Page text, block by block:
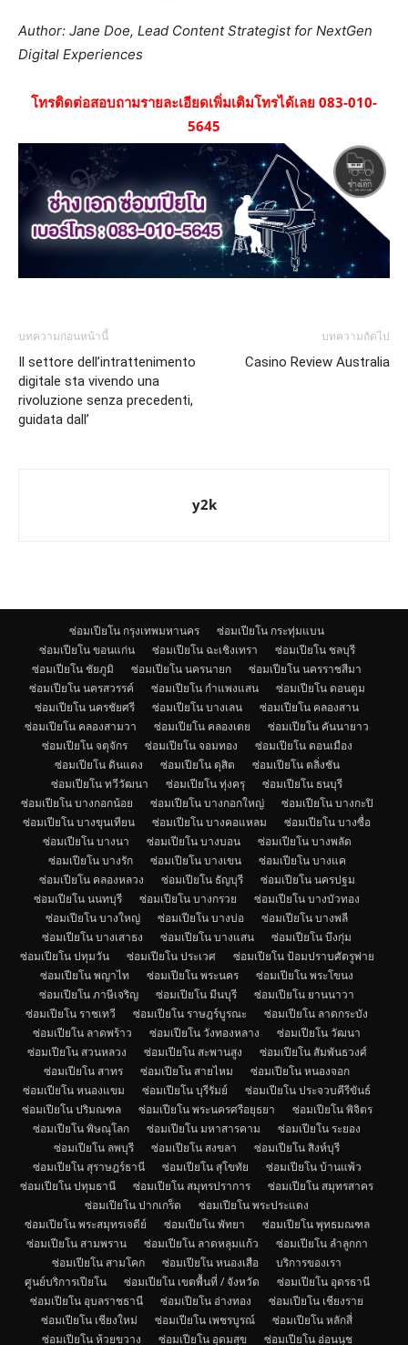
Author: Jane Doe, Lead Content Strategist for NextGen
Digital Experiences
โทรติดต่อสอบถามรายละเอียดเพิ่มเติมโทรได้เลย 083-010-
5645
บทความก่อนหน้านี้
Il settore dell’intrattenimento
digitale sta vivendo una
rivoluzione senza precedenti,
guidata dall’
บทความถัดไป
Casino Review Australia
y2k
ซ่อมเปียโน กรุงเทพมหานคร
ซ่อมเปียโน กระทุ่มแบน
ซ่อมเปียโน ขอนแก่น
ซ่อมเปียโน ฉะเชิงเทรา
ซ่อมเปียโน ชลบุรี
ซ่อมเปียโน ชัยภูมิ
ซ่อมเปียโน นครนายก
ซ่อมเปียโน นครราชสีมา
ซ่อมเปียโน นครสวรรค์
ซ่อมเปียโน กำแพงแสน
ซ่อมเปียโน ดอนตูม
ซ่อมเปียโน นครชัยศรี
ซ่อมเปียโน บางเลน
ซ่อมเปียโน คลองสาน
ซ่อมเปียโน คลองสามวา
ซ่อมเปียโน คลองเตย
ซ่อมเปียโน คันนายาว
ซ่อมเปียโน จตุจักร
ซ่อมเปียโน จอมทอง
ซ่อมเปียโน ดอนเมือง
ซ่อมเปียโน ดินแดง
ซ่อมเปียโน ดุสิต
ซ่อมเปียโน ตลิ่งชัน
ซ่อมเปียโน ทวีวัฒนา
ซ่อมเปียโน ทุ่งครุ
ซ่อมเปียโน ธนบุรี
ซ่อมเปียโน บางกอกน้อย
ซ่อมเปียโน บางกอกใหญ่
ซ่อมเปียโน บางกะปิ
ซ่อมเปียโน บางขุนเทียน
ซ่อมเปียโน บางคอแหลม
ซ่อมเปียโน บางซื่อ
ซ่อมเปียโน บางนา
ซ่อมเปียโน บางบอน
ซ่อมเปียโน บางพลัด
ซ่อมเปียโน บางรัก
ซ่อมเปียโน บางเขน
ซ่อมเปียโน บางแค
ซ่อมเปียโน คลองหลวง
ซ่อมเปียโน ธัญบุรี
ซ่อมเปียโน นครปฐม
ซ่อมเปียโน นนทบุรี
ซ่อมเปียโน บางกรวย
ซ่อมเปียโน บางบัวทอง
ซ่อมเปียโน บางใหญ่
ซ่อมเปียโน บางบ่อ
ซ่อมเปียโน บางพลี
ซ่อมเปียโน บางเสาธง
ซ่อมเปียโน บางแสน
ซ่อมเปียโน บึงกุ่ม
ซ่อมเปียโน ปทุมวัน
ซ่อมเปียโน ประเวศ
ซ่อมเปียโน ป้อมปราบศัตรูพ่าย
ซ่อมเปียโน พญาไท
ซ่อมเปียโน พระนคร
ซ่อมเปียโน พระโขนง
ซ่อมเปียโน ภาษีเจริญ
ซ่อมเปียโน มีนบุรี
ซ่อมเปียโน ยานนาวา
ซ่อมเปียโน ราชเทวี
ซ่อมเปียโน ราษฎร์บูรณะ
ซ่อมเปียโน ลาดกระบัง
ซ่อมเปียโน ลาดพร้าว
ซ่อมเปียโน วังทองหลาง
ซ่อมเปียโน วัฒนา
ซ่อมเปียโน สวนหลวง
ซ่อมเปียโน สะพานสูง
ซ่อมเปียโน สัมพันธวงศ์
ซ่อมเปียโน สาทร
ซ่อมเปียโน สายไหม
ซ่อมเปียโน หนองจอก
ซ่อมเปียโน หนองแขม
ซ่อมเปียโน บุรีรัมย์
ซ่อมเปียโน ประจวบคีรีขันธ์
ซ่อมเปียโน ปริมณฑล
ซ่อมเปียโน พระนครศรีอยุธยา
ซ่อมเปียโน พิจิตร
ซ่อมเปียโน พิษณุโลก
ซ่อมเปียโน มหาสารคาม
ซ่อมเปียโน ระยอง
ซ่อมเปียโน ลพบุรี
ซ่อมเปียโน สงขลา
ซ่อมเปียโน สิงห์บุรี
ซ่อมเปียโน สุราษฎร์ธานี
ซ่อมเปียโน สุโขทัย
ซ่อมเปียโน บ้านแพ้ว
ซ่อมเปียโน ปทุมธานี
ซ่อมเปียโน สมุทรปราการ
ซ่อมเปียโน สมุทรสาคร
ซ่อมเปียโน ปากเกร็ด
ซ่อมเปียโน พระประแดง
ซ่อมเปียโน พระสมุทรเจดีย์
ซ่อมเปียโน พัทยา
ซ่อมเปียโน พุทธมณฑล
ซ่อมเปียโน สามพราน
ซ่อมเปียโน ลาดหลุมแก้ว
ซ่อมเปียโน ลำลูกกา
ซ่อมเปียโน สามโคก
ซ่อมเปียโน หนองเสือ
บริการของเรา
ศูนย์บริการเปียโน
ซ่อมเปียโน เขตพื้นที่ / จังหวัด
ซ่อมเปียโน อุดรธานี
ซ่อมเปียโน อุบลราชธานี
ซ่อมเปียโน อ่างทอง
ซ่อมเปียโน เชียงราย
ซ่อมเปียโน เชียงใหม่
ซ่อมเปียโน เพชรบูรณ์
ซ่อมเปียโน หลักสี่
ซ่อมเปียโน ห้วยขวาง
ซ่อมเปียโน อุดมสุข ซ่อมเปียโน อ่อนนุช